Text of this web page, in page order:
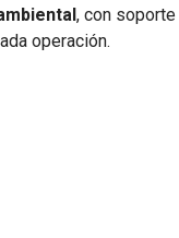
, con soporte
operación.